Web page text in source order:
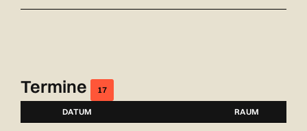
Termine 17
NUMMERDATUM RAUM